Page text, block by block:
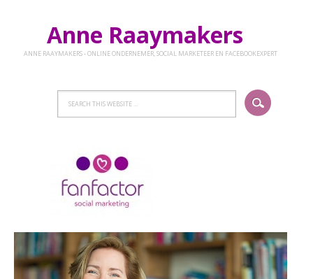
Anne Raaymakers
ANNE RAAYMAKERS - ONLINE ONDERNEMER, SOCIAL MARKETEER EN FACEBOOKEXPERT